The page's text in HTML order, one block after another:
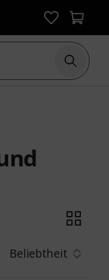
Suche
Beliebtheit